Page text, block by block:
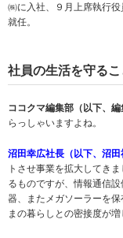
㈱に入社、９月上席執行
就任。
社員の生活を守る
ココクマ編集部（以下、編
らっしゃいますよね。
沼田幸広社長（以下、沼田
トさせ事業を拡大してき
るものですが、情報通信
器、またメガソーラーを
まの暮らしとの密接度が増